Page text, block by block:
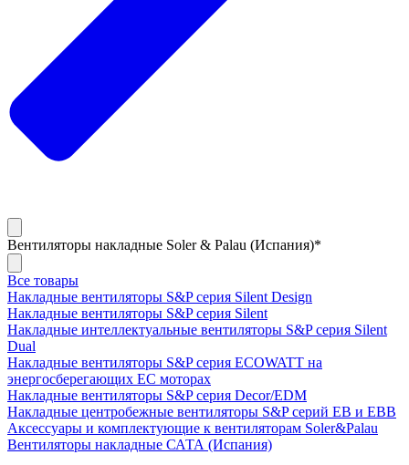
Вентиляторы накладные Soler & Palau (Испания)*
Все товары
Накладные вентиляторы S&P серия Silent Design
Накладные вентиляторы S&P серия Silent
Накладные интеллектуальные вентиляторы S&P серия Silent
Dual
Накладные вентиляторы S&P серия ECOWATT на
энергосберегающих ЕС моторах
Накладные вентиляторы S&P серия Decor/EDM
Накладные центробежные вентиляторы S&P серий EB и EBB
Аксессуары и комплектующие к вентиляторам Soler&Palau
Вентиляторы накладные САТА (Испания)